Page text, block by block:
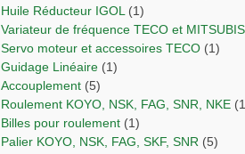
Huile Réducteur IGOL (1)
Variateur de fréquence TECO et
Servo moteur et accessoires TECO (1)
Guidage Linéaire (1)
Accouplement (5)
Roulement KOYO, NSK, FAG, SNR, NKE
Billes pour roulement (1)
Palier KOYO, NSK, FAG, SKF, SNR (5)